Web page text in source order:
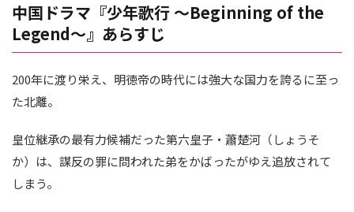
中国ドラマ『少年歌行 ～Beginning of the
Legend～』あらすじ
200年に渡り栄え、明徳帝の時代には強大な国力を誇るに至っ
た北離。
皇位継承の最有力候補だった第六皇子・蕭楚河（しょうそ
か）は、謀反の罪に問われた弟をかばったがゆえ追放されて
しまう。